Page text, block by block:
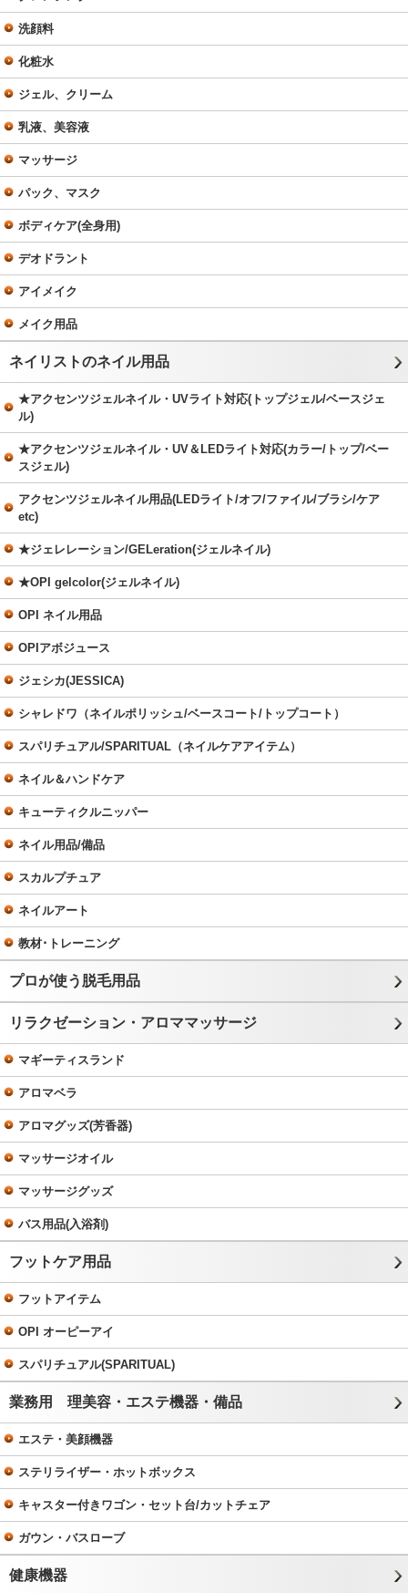
洗顔料
化粧水
ジェル、クリーム
乳液、美容液
マッサージ
パック、マスク
ボディケア(全身用)
デオドラント
アイメイク
メイク用品
ネイリストのネイル用品
★アクセンツジェルネイル・UVライト対応(トップジェル/ベースジェ
ル)
★アクセンツジェルネイル・UV＆LEDライト対応(カラー/トップ/ベー
スジェル)
アクセンツジェルネイル用品(LEDライト/オフ/ファイル/ブラシ/ケア
etc)
★ジェレレーション/GELeration(ジェルネイル)
★OPI gelcolor(ジェルネイル)
OPI ネイル用品
OPIアボジュース
ジェシカ(JESSICA)
シャレドワ（ネイルポリッシュ/ベースコート/トップコート）
スパリチュアル/SPARITUAL（ネイルケアアイテム）
ネイル＆ハンドケア
キューティクルニッパー
ネイル用品/備品
スカルプチュア
ネイルアート
教材･トレーニング
プロが使う脱毛用品
リラクゼーション・アロママッサージ
マギーティスランド
アロマベラ
アロマグッズ(芳香器)
マッサージオイル
マッサージグッズ
バス用品(入浴剤)
フットケア用品
フットアイテム
OPI オーピーアイ
スパリチュアル(SPARITUAL)
業務用 理美容・エステ機器・備品
エステ・美顔機器
ステリライザー・ホットボックス
キャスター付きワゴン・セット台/カットチェア
ガウン・バスローブ
健康機器